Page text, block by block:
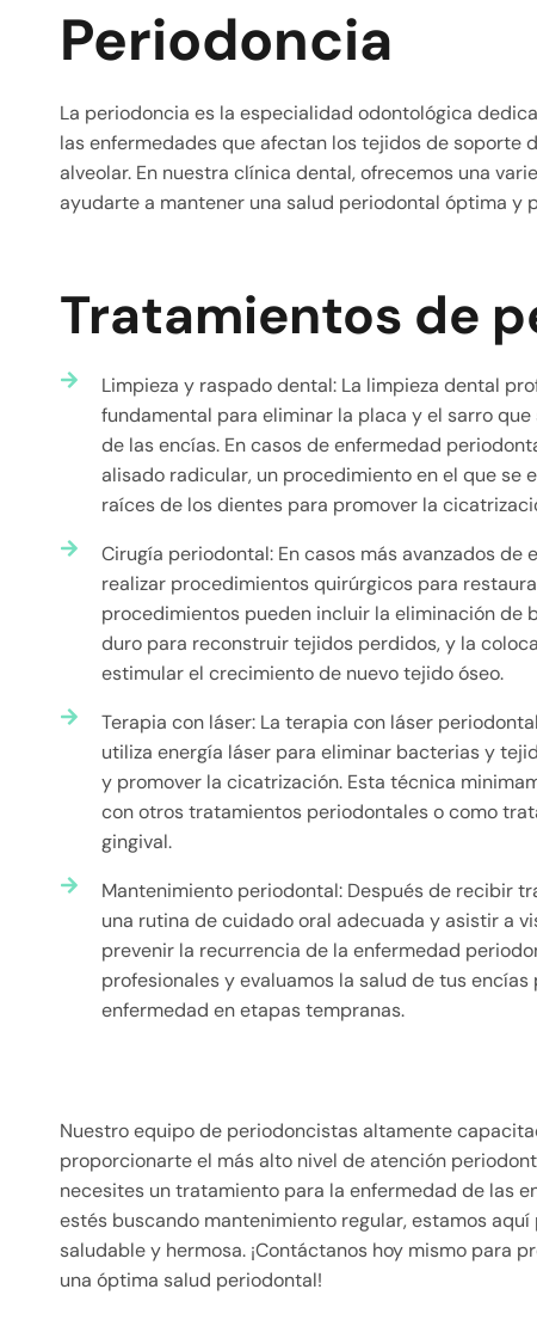
Periodoncia
La periodoncia es la especialidad odontológica
las enfermedades que afectan los tejidos de soporte
alveolar. En nuestra clínica dental, ofrecemos una
ayudarte a mantener una salud periodontal óptima y
Tratamientos de
Limpieza y raspado dental: La limpieza dental
fundamental para eliminar la placa y el sarro
de las encías. En casos de enfermedad
alisado radicular, un procedimiento en el que se
raíces de los dientes para promover la
Cirugía periodontal: En casos más avanzados
realizar procedimientos quirúrgicos para
procedimientos pueden incluir la eliminación de
duro para reconstruir tejidos perdidos, y la
estimular el crecimiento de nuevo tejido óseo.
Terapia con láser: La terapia con láser
utiliza energía láser para eliminar bacterias y
y promover la cicatrización. Esta técnica
con otros tratamientos periodontales o como
gingival.
Mantenimiento periodontal: Después de recibir
una rutina de cuidado oral adecuada y asistir a
prevenir la recurrencia de la enfermedad
profesionales y evaluamos la salud de tus
enfermedad en etapas tempranas.
Nuestro equipo de periodoncistas altamente
proporcionarte el más alto nivel de atención
necesites un tratamiento para la enfermedad de las
estés buscando mantenimiento regular, estamos
saludable y hermosa. ¡Contáctanos hoy mismo para
una óptima salud periodontal!